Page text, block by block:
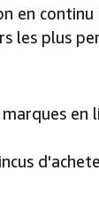
en continu
les plus
en